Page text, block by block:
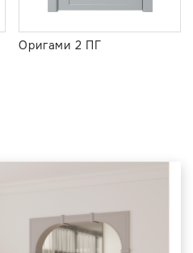
Оригами 2 ПГ